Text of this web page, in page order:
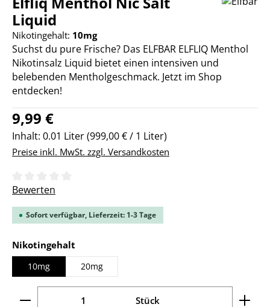
Liquid
Nikotingehalt: 10mg
Suchst du pure Frische? Das ELFBAR ELFLIQ Menthol
Nikotinsalz Liquid bietet einen intensiven und
belebenden Mentholgeschmack. Jetzt im Shop
entdecken!
Regulärer Preis:
9,99 €
Inhalt: 0.01 Liter(999,00 € / 1 Liter)
Preise inkl. MwSt. zzgl. Versandkosten
Durchschnittliche Bewertung von 0 von 5 Sternen
Bewerten
Sofort verfügbar, Lieferzeit: 1-3 Tage
Nikotingehalt
10mg 20mg
Produkt Anzahl: Gib den gewünschten Wert ein
Stück